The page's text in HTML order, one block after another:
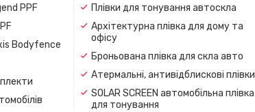
PPF
Bodyfence
Плівки для тонування автоскла
Архітектурна плівка для дому та
офісу
Броньована плівка для скла авто
Атермальні, антивідблискові плівки
SOLAR SCREEN автомобільна плівка
для тонування